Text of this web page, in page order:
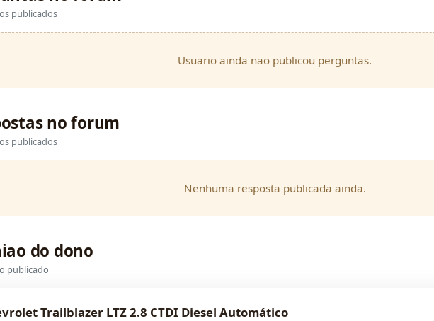
publicados
Usuario ainda nao publicou perguntas.
no forum
publicados
Nenhuma resposta publicada ainda.
do dono
publicado
Trailblazer LTZ 2.8 CTDI Diesel Automático